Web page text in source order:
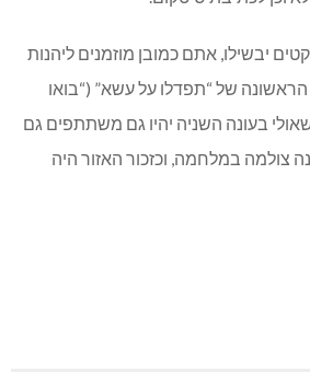
יבשילו, אתם כמובן מוזמנים ליהנות
הראשונה של “תפדלו על עשא” (“בואו
בעונה השניה יהיו גם משתתפים גם
צולמה במלחמה, וכזכור האזור היה